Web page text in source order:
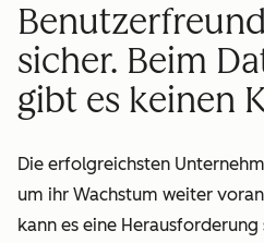
sicher. Beim
gibt es keinen
Die erfolgreichsten
um ihr Wachstum weiter
kann es eine